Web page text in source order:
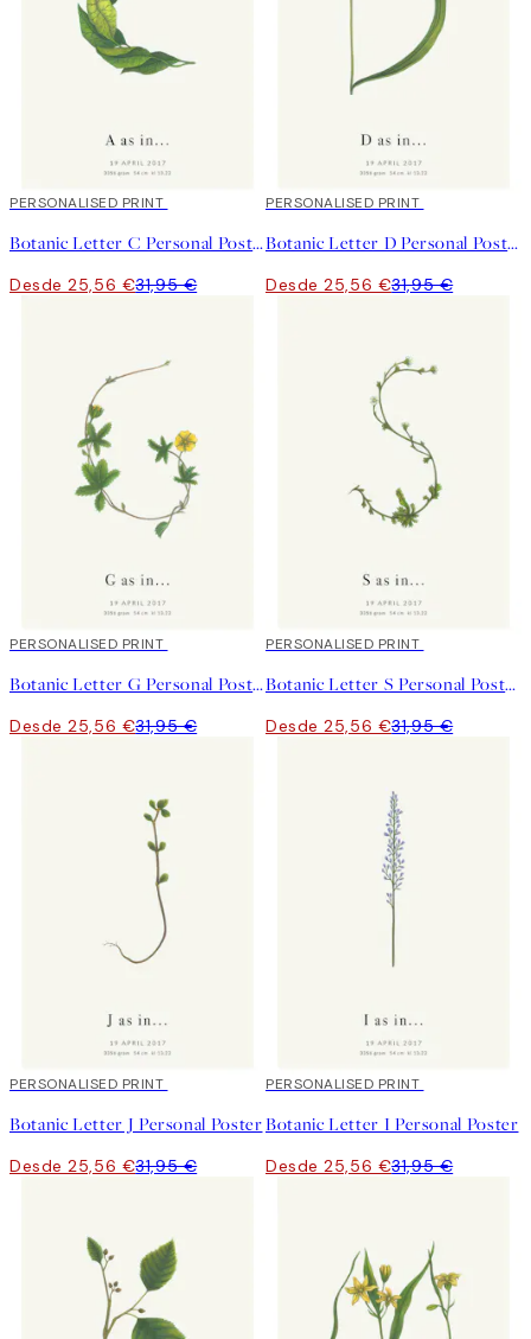
20%*
PERSONALISED PRINT
Botanic Letter C Personal Poster
Desde 25,56 €31,95 €
20%*
PERSONALISED PRINT
Botanic Letter D Personal Poster
Desde 25,56 €31,95 €
20%*
PERSONALISED PRINT
Botanic Letter G Personal Poster
Desde 25,56 €31,95 €
20%*
PERSONALISED PRINT
Botanic Letter S Personal Poster
Desde 25,56 €31,95 €
20%*
PERSONALISED PRINT
Botanic Letter J Personal Poster
Desde 25,56 €31,95 €
20%*
PERSONALISED PRINT
Botanic Letter I Personal Poster
Desde 25,56 €31,95 €